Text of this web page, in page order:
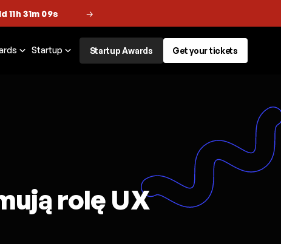
11h 31m 08s →
Startup Startup Awards Get your tickets
rolę UX